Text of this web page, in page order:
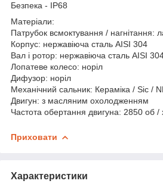
Безпека - IP68
Матеріали:
Патрубок всмоктування / нагнітання:
Корпус: нержавіюча сталь AISI 304
Вал і ротор: нержавіюча сталь AISI
Лопатеве колесо: норіл
Дифузор: норіл
Механічний сальник: Кераміка / Sic /
Двигун: з масляним охолодженням
Частота обертання двигуна: 2850 об /
Приховати
Характеристики